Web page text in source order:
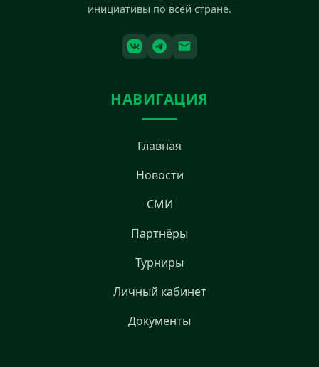
инициативы по всей стране.
НАВИГАЦИЯ
Главная
Новости
СМИ
Партнёры
Турниры
Личный кабинет
Документы